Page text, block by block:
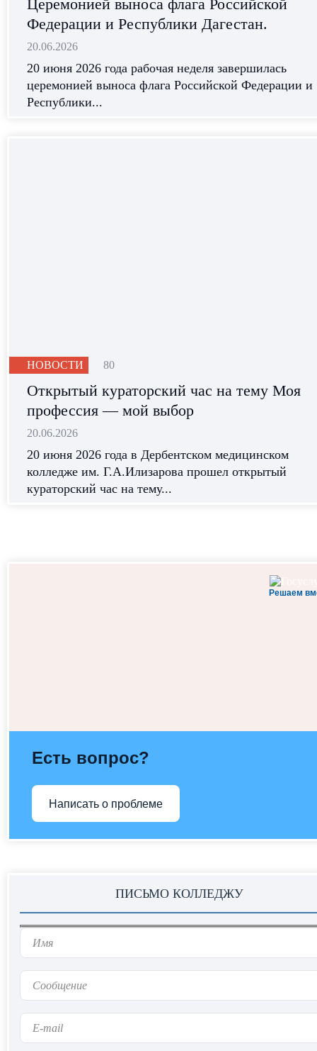
Церемонией выноса флага Российской
Федерации и Республики Дагестан.
20.06.2026
20 июня 2026 года рабочая неделя завершилась
церемонией выноса флага Российской Федерации и
Республики...
НОВОСТИ 80
Открытый кураторский час на тему Моя
профессия — мой выбор
20.06.2026
20 июня 2026 года в Дербентском медицинском
колледже им. Г.А.Илизарова прошел открытый
кураторский час на тему...
Решаем
Есть вопрос?
Написать о проблеме
ПИСЬМО КОЛЛЕДЖУ